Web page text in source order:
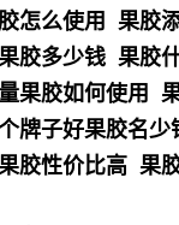
怎么使用 果胶
胶多少钱 果胶
果胶如何使用
牌子好果胶名
胶性价比高 果